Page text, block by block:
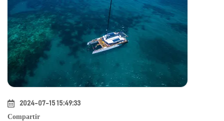
2024-07-15 15:49:33
Compartir